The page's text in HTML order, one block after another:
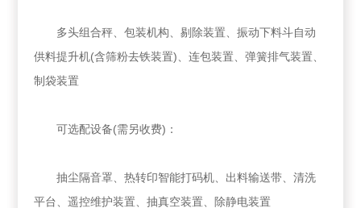
多头组合秤、包装机构、剔除装置、振动下料斗自动
供料提升机(含筛粉去铁装置)、连包装置、弹簧排气装置、
制袋装置
可选配设备(需另收费)：
抽尘隔音罩、热转印智能打码机、出料输送带、清洗
平台、遥控维护装置、抽真空装置、除静电装置